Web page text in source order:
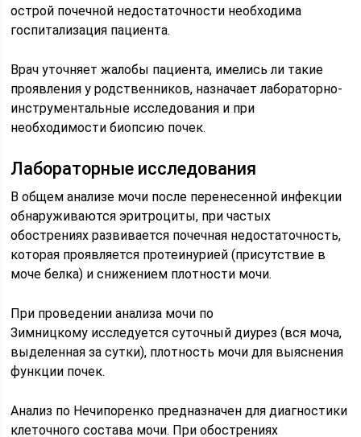
острой почечной недостаточности необходима
госпитализация пациента.
Врач уточняет жалобы пациента, имелись ли такие
проявления у родственников, назначает лабораторно-
инструментальные исследования и при
необходимости биопсию почек.
Лабораторные исследования
В общем анализе мочи после перенесенной инфекции
обнаруживаются эритроциты, при частых
обострениях развивается почечная недостаточность,
которая проявляется протеинурией (присутствие в
моче белка) и снижением плотности мочи.
При проведении анализа мочи по
Зимницкому исследуется суточный диурез (вся моча,
выделенная за сутки), плотность мочи для выяснения
функции почек.
Анализ по Нечипоренко предназначен для диагностики
клеточного состава мочи. При обострениях